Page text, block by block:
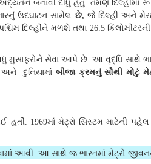
બનાવી દીધું હતું. તેમણે દિલ્હીમાં રૂ
ઉદઘાટન સામેલ છે, જે દિલ્હી અને
દિલ્હીને મળશે તથા 26.5
મુસાફરોને સેવા આપે છે.આ વૃદ્ધિ સાથે
દુનિયામાં બીજા ક્રમનું સૌથી મોટું
હતી. 1969માં મેટ્રો સિસ્ટમ માટેની પહેલ
આવી. આ સાથે જ ભારતમાં મેટ્રો